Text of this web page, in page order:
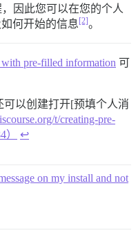
因此您可以在您的个人
何开始的信息 [2]。
pre-filled information 可
以创建打开[预填个人消
t/creating-pre-
↩︎
on my install and not